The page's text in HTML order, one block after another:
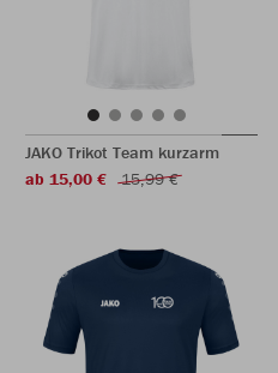
JAKO Trikot Team kurzarm
ab 15,00 €
15,99 €